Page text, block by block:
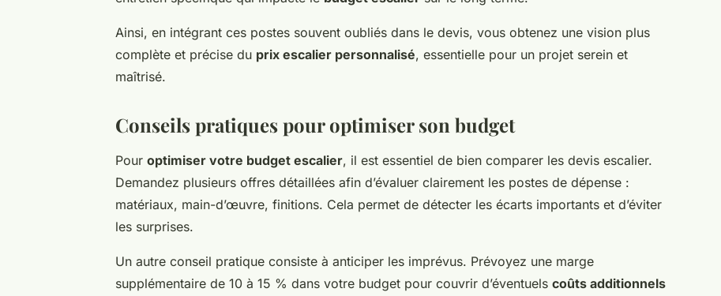
Ainsi, en intégrant ces postes souvent oubliés dans le devis, vous obtenez une vision plus
complète et précise du prix escalier personnalisé, essentielle pour un projet serein et
maîtrisé.
Conseils pratiques pour optimiser son budget
Pour optimiser votre budget escalier, il est essentiel de bien comparer les devis escalier.
Demandez plusieurs offres détaillées afin d’évaluer clairement les postes de dépense :
matériaux, main-d’œuvre, finitions. Cela permet de détecter les écarts importants et d’éviter
les surprises.
Un autre conseil pratique consiste à anticiper les imprévus. Prévoyez une marge
supplémentaire de 10 à 15 % dans votre budget pour couvrir d’éventuels coûts additionnels